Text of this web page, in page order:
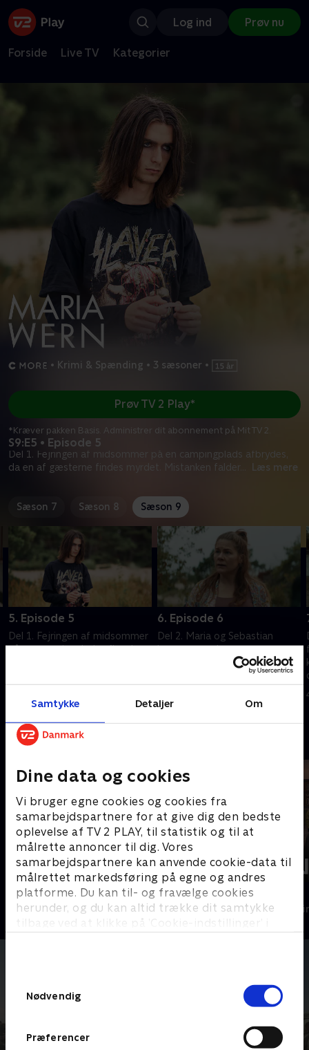
Samtykke Detaljer Om
Dine data og cookies
Vi bruger egne cookies og cookies fra
samarbejdspartnere for at give dig den bedste
oplevelse af TV 2 PLAY, til statistik og til at
målrette annoncer til dig. Vores
samarbejdspartnere kan anvende cookie-data til
målrettet markedsføring på egne og andres
platforme. Du kan til- og fravælge cookies
herunder, og du kan altid trække dit samtykke
tilbage ved at klikke på ’Cookie-indstillinger’ i
Nødvendig
Præferencer
Log ind Prøv nu
Forside Live TV Kategorier
• Krimi & Spænding • 3 sæsoner •
S9:E5 • Episode 5
Del 1. Fejringen af midsommer på en campingplads afbrydes,
da en af gæsterne findes myrdet. Mistanken falder
Læs mere
Prøv TV 2 Play*
*Kræver pakken Basis. Administrer dit abonnement på Mit TV 2.
Sæson 7 Sæson 8 Sæson 9
5. Episode 5
Del 1. Fejringen af midsommer
på en campingplads afbrydes,
straks på en afvigende ung
mand
6. Episode 6
Del 2. Maria og Sebastian
kæmper med
kommunikationen. Samtidig
graver Maria videre i det, der
viser sig at være et kompliceret
parforholdsdrama.
Andre så også
Mord i Skærgården
Krimi & Spænding • 4 sæsoner
Sandheden
Krimi &